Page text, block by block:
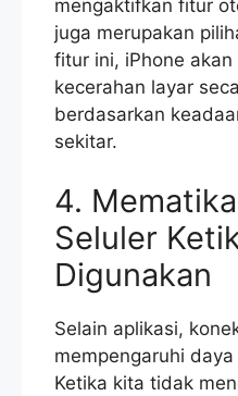
mengaktifkan fitur
juga merupakan
fitur ini, iPhone
kecerahan layar
berdasarkan
sekitar.
4.
Seluler
Digunakan
Selain aplikasi,
mempengaruhi
Ketika kita tidak